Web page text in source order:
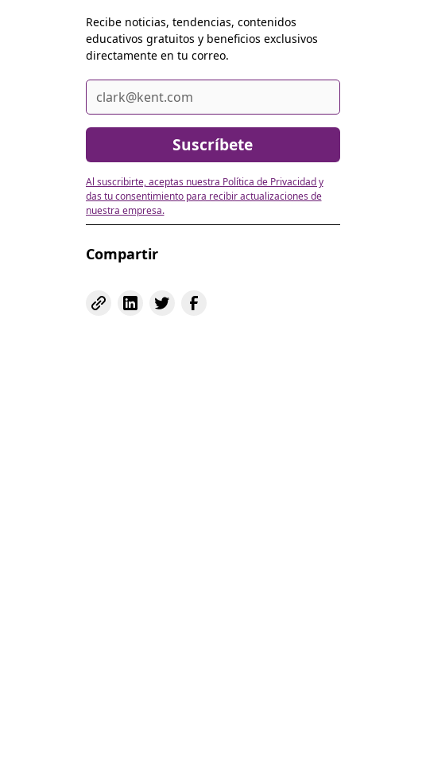
Recibe noticias, tendencias, contenidos
educativos gratuitos y beneficios exclusivos
directamente en tu correo.
Al suscribirte, aceptas nuestra Política de Privacidad y
das tu consentimiento para recibir actualizaciones de
nuestra empresa.
Compartir